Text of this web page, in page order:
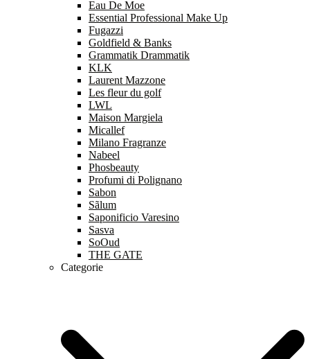
Eau De Moe
Essential Professional Make Up
Fugazzi
Goldfield & Banks
Grammatik Drammatik
KLK
Laurent Mazzone
Les fleur du golf
LWL
Maison Margiela
Micallef
Milano Fragranze
Nabeel
Phosbeauty
Profumi di Polignano
Sabon
Sãlum
Saponificio Varesino
Sasva
SoOud
THE GATE
Categorie